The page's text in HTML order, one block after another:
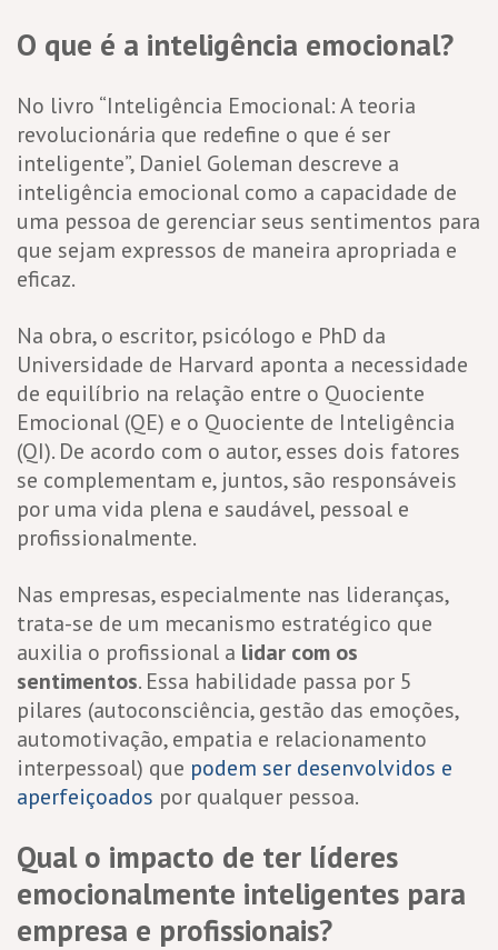
O que é a inteligência emocional?
No livro “Inteligência Emocional: A teoria
revolucionária que redefine o que é ser
inteligente”, Daniel Goleman descreve a
inteligência emocional como a capacidade de
uma pessoa de gerenciar seus sentimentos para
que sejam expressos de maneira apropriada e
eficaz.
Na obra, o escritor, psicólogo e PhD da
Universidade de Harvard aponta a necessidade
de equilíbrio na relação entre o Quociente
Emocional (QE) e o Quociente de Inteligência
(QI). De acordo com o autor, esses dois fatores
se complementam e, juntos, são responsáveis
por uma vida plena e saudável, pessoal e
profissionalmente.
Nas empresas, especialmente nas lideranças,
trata-se de um mecanismo estratégico que
auxilia o profissional a lidar com os
sentimentos. Essa habilidade passa por 5
pilares (autoconsciência, gestão das emoções,
automotivação, empatia e relacionamento
interpessoal) que podem ser desenvolvidos e
aperfeiçoados por qualquer pessoa.
Qual o impacto de ter líderes
emocionalmente inteligentes para
empresa e profissionais?